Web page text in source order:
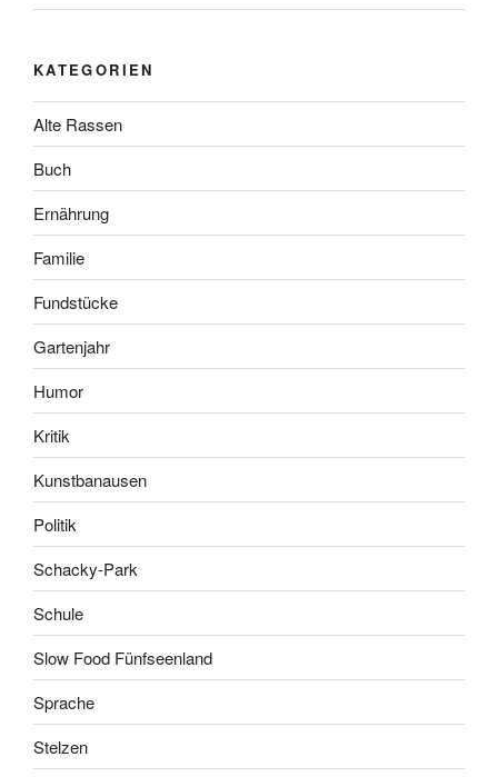
KATEGORIEN
Alte Rassen
Buch
Ernährung
Familie
Fundstücke
Gartenjahr
Humor
Kritik
Kunstbanausen
Politik
Schacky-Park
Schule
Slow Food Fünfseenland
Sprache
Stelzen